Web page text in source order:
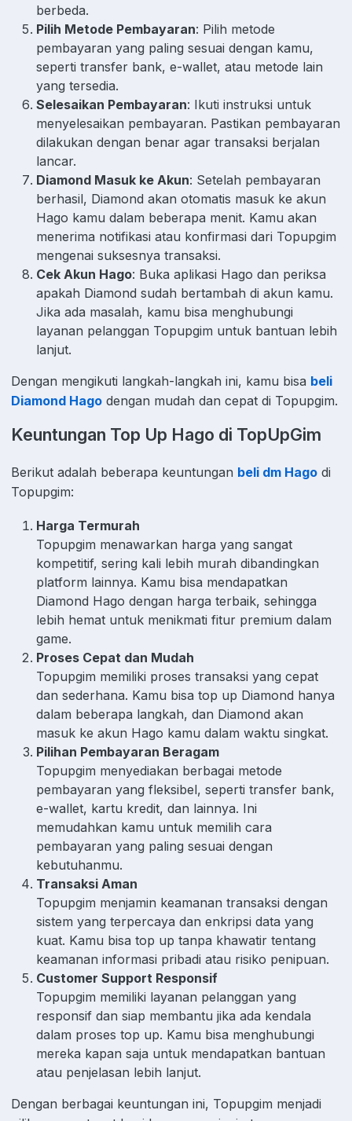
berbeda.
Pilih Metode Pembayaran: Pilih metode
pembayaran yang paling sesuai dengan kamu,
seperti transfer bank, e-wallet, atau metode lain
yang tersedia.
Selesaikan Pembayaran: Ikuti instruksi untuk
menyelesaikan pembayaran. Pastikan pembayaran
dilakukan dengan benar agar transaksi berjalan
lancar.
Diamond Masuk ke Akun: Setelah pembayaran
berhasil, Diamond akan otomatis masuk ke akun
Hago kamu dalam beberapa menit. Kamu akan
menerima notifikasi atau konfirmasi dari Topupgim
mengenai suksesnya transaksi.
Cek Akun Hago: Buka aplikasi Hago dan periksa
apakah Diamond sudah bertambah di akun kamu.
Jika ada masalah, kamu bisa menghubungi
layanan pelanggan Topupgim untuk bantuan lebih
lanjut.
Dengan mengikuti langkah-langkah ini, kamu bisa beli
Diamond Hago dengan mudah dan cepat di Topupgim.
Keuntungan Top Up Hago di TopUpGim
Berikut adalah beberapa keuntungan beli dm Hago di
Topupgim:
Harga Termurah
Topupgim menawarkan harga yang sangat
kompetitif, sering kali lebih murah dibandingkan
platform lainnya. Kamu bisa mendapatkan
Diamond Hago dengan harga terbaik, sehingga
lebih hemat untuk menikmati fitur premium dalam
game.
Proses Cepat dan Mudah
Topupgim memiliki proses transaksi yang cepat
dan sederhana. Kamu bisa top up Diamond hanya
dalam beberapa langkah, dan Diamond akan
masuk ke akun Hago kamu dalam waktu singkat.
Pilihan Pembayaran Beragam
Topupgim menyediakan berbagai metode
pembayaran yang fleksibel, seperti transfer bank,
e-wallet, kartu kredit, dan lainnya. Ini
memudahkan kamu untuk memilih cara
pembayaran yang paling sesuai dengan
kebutuhanmu.
Transaksi Aman
Topupgim menjamin keamanan transaksi dengan
sistem yang terpercaya dan enkripsi data yang
kuat. Kamu bisa top up tanpa khawatir tentang
keamanan informasi pribadi atau risiko penipuan.
Customer Support Responsif
Topupgim memiliki layanan pelanggan yang
responsif dan siap membantu jika ada kendala
dalam proses top up. Kamu bisa menghubungi
mereka kapan saja untuk mendapatkan bantuan
atau penjelasan lebih lanjut.
Dengan berbagai keuntungan ini, Topupgim menjadi